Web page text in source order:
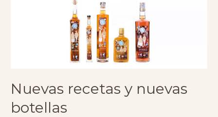
Nuevas recetas y nuevas
botellas